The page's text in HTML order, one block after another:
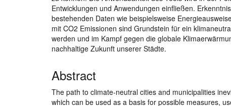
Entwicklungen und Anwendungen einfließen.
bestehenden Daten wie beispielsweise
mit CO2 Emissionen sind Grundstein für ein
werden und im Kampf gegen die globale
nachhaltige Zukunft unserer Städte.
Abstract
The path to climate-neutral cities and municipalities
which can be used as a basis for possible measures,